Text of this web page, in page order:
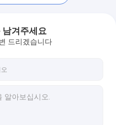
남겨주세요
드리겠습니다